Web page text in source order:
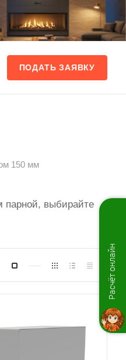
ПОДАТЬ ЗАЯВКУ
150 мм
парной, выбирайте
Расчёт онлайн